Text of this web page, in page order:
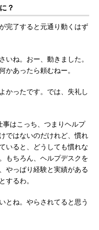
？
了すると元通り動くはず
ね。おー、動きました。
かあったら頼むねー。
かったです。では、失礼し
はこっち、つまりヘルプ
ではないのだけれど、慣れ
いると、どうしても慣れな
もちろん、ヘルプデスクを
やっぱり経験と実績がある
するわ。
とね。やらされてると思う